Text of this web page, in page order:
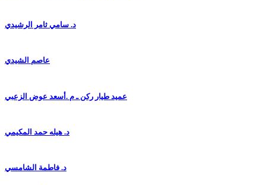
د. سامي ثامر الرشيدي
عاصم الشيدي
عميد طيار ركن ـ م .أسعد عوض الزعبي
د. هيله حمد المكيمي
د. فاطمة الشامسي